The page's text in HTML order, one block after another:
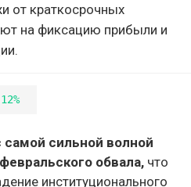
от краткосрочных
на фиксацию прибыли и
самой сильной волной
обвала, что
институционального